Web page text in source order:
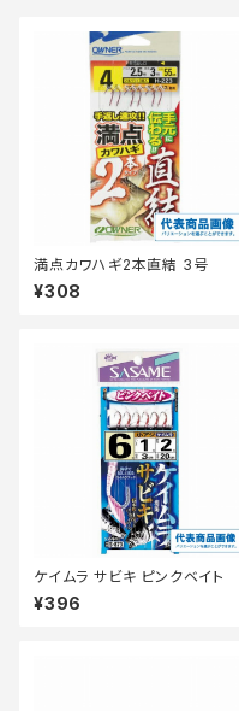
満点カワハギ2本直結 3号
¥308
ケイムラ サビキ ピンクベイト
¥396